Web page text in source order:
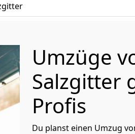
Umzüge
Salzgitter
Profis
Du planst einen Umzug